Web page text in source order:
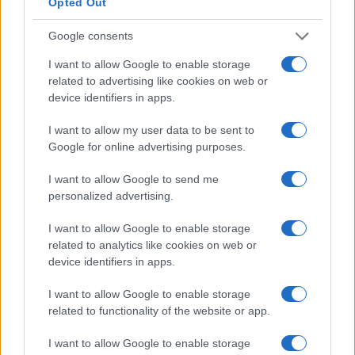
Google consents
I want to allow Google to enable storage
related to advertising like cookies on web or
device identifiers in apps.
I want to allow my user data to be sent to
Google for online advertising purposes.
I want to allow Google to send me
personalized advertising.
I want to allow Google to enable storage
related to analytics like cookies on web or
device identifiers in apps.
I want to allow Google to enable storage
related to functionality of the website or app.
I want to allow Google to enable storage